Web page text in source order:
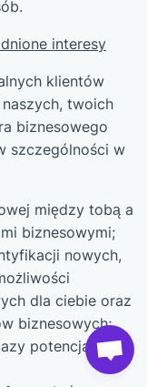
interesy
klientów
twoich
biznesowego
szczególności w
między tobą a
biznesowymi;
nowych,
dla ciebie oraz
biznesowych;
potencjalnych